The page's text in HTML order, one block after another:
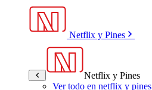
Netflix y Pines
Netflix y Pines
Ver todo en netflix y pines